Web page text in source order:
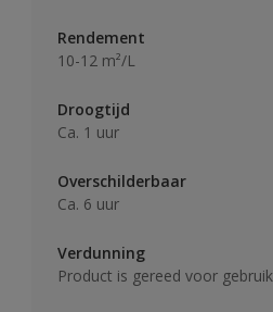
Rendement
10-12 m²/L
Droogtijd
Ca. 1 uur
Overschilderbaar
Ca. 6 uur
Verdunning
Product is gereed voor gebruik